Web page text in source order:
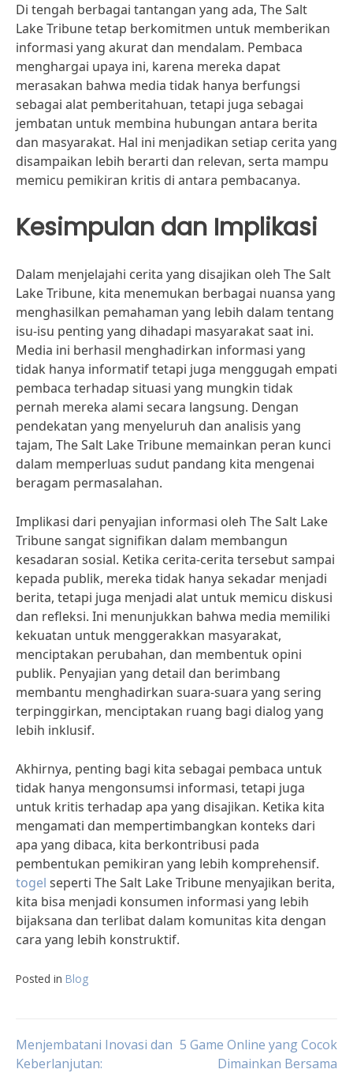
Di tengah berbagai tantangan yang ada, The Salt
Lake Tribune tetap berkomitmen untuk memberikan
informasi yang akurat dan mendalam. Pembaca
menghargai upaya ini, karena mereka dapat
merasakan bahwa media tidak hanya berfungsi
sebagai alat pemberitahuan, tetapi juga sebagai
jembatan untuk membina hubungan antara berita
dan masyarakat. Hal ini menjadikan setiap cerita yang
disampaikan lebih berarti dan relevan, serta mampu
memicu pemikiran kritis di antara pembacanya.
Kesimpulan dan Implikasi
Dalam menjelajahi cerita yang disajikan oleh The Salt
Lake Tribune, kita menemukan berbagai nuansa yang
menghasilkan pemahaman yang lebih dalam tentang
isu-isu penting yang dihadapi masyarakat saat ini.
Media ini berhasil menghadirkan informasi yang
tidak hanya informatif tetapi juga menggugah empati
pembaca terhadap situasi yang mungkin tidak
pernah mereka alami secara langsung. Dengan
pendekatan yang menyeluruh dan analisis yang
tajam, The Salt Lake Tribune memainkan peran kunci
dalam memperluas sudut pandang kita mengenai
beragam permasalahan.
Implikasi dari penyajian informasi oleh The Salt Lake
Tribune sangat signifikan dalam membangun
kesadaran sosial. Ketika cerita-cerita tersebut sampai
kepada publik, mereka tidak hanya sekadar menjadi
berita, tetapi juga menjadi alat untuk memicu diskusi
dan refleksi. Ini menunjukkan bahwa media memiliki
kekuatan untuk menggerakkan masyarakat,
menciptakan perubahan, dan membentuk opini
publik. Penyajian yang detail dan berimbang
membantu menghadirkan suara-suara yang sering
terpinggirkan, menciptakan ruang bagi dialog yang
lebih inklusif.
Akhirnya, penting bagi kita sebagai pembaca untuk
tidak hanya mengonsumsi informasi, tetapi juga
untuk kritis terhadap apa yang disajikan. Ketika kita
mengamati dan mempertimbangkan konteks dari
apa yang dibaca, kita berkontribusi pada
pembentukan pemikiran yang lebih komprehensif.
togel seperti The Salt Lake Tribune menyajikan berita,
kita bisa menjadi konsumen informasi yang lebih
bijaksana dan terlibat dalam komunitas kita dengan
cara yang lebih konstruktif.
Posted in Blog
Post
Menjembatani Inovasi dan
Keberlanjutan:
5 Game Online yang Cocok
Dimainkan Bersama